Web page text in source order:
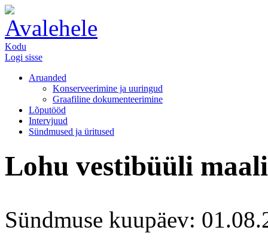
Kodu
Logi sisse
Aruanded
Konserveerimine ja uuringud
Graafiline dokumenteerimine
Lõputööd
Intervjuud
Sündmused ja üritused
Lohu vestibüüli
Sündmuse kuupäev: